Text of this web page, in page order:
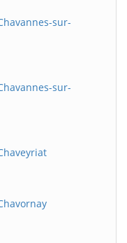
sur-
sur-